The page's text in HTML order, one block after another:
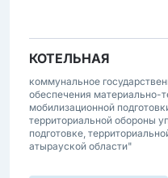
КОТЕЛЬНАЯ
коммунальное
обеспечения материально-
мобилизационной
территориальной обороны
подготовке,
атырауской области"